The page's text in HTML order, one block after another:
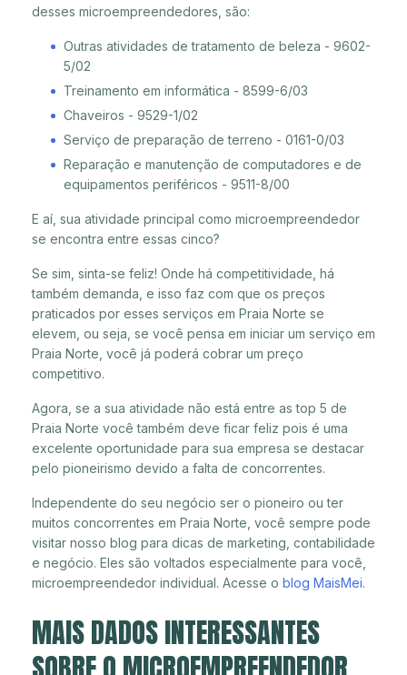
desses microempreendedores, são:
Outras atividades de tratamento de beleza - 9602-
5/02
Treinamento em informática - 8599-6/03
Chaveiros - 9529-1/02
Serviço de preparação de terreno - 0161-0/03
Reparação e manutenção de computadores e de
equipamentos periféricos - 9511-8/00
E aí, sua atividade principal como microempreendedor
se encontra entre essas cinco?
Se sim, sinta-se feliz! Onde há competitividade, há
também demanda, e isso faz com que os preços
praticados por esses serviços em Praia Norte se
elevem, ou seja, se você pensa em iniciar um serviço em
Praia Norte, você já poderá cobrar um preço
competitivo.
Agora, se a sua atividade não está entre as top 5 de
Praia Norte você também deve ficar feliz pois é uma
excelente oportunidade para sua empresa se destacar
pelo pioneirismo devido a falta de concorrentes.
Independente do seu negócio ser o pioneiro ou ter
muitos concorrentes em Praia Norte, você sempre pode
visitar nosso blog para dicas de marketing, contabilidade
e negócio. Eles são voltados especialmente para você,
microempreendedor individual. Acesse o blog MaisMei.
MAIS DADOS INTERESSANTES